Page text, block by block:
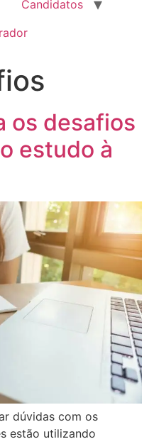
Candidatos
os desafios
estudo à
dúvidas com os
estão utilizando